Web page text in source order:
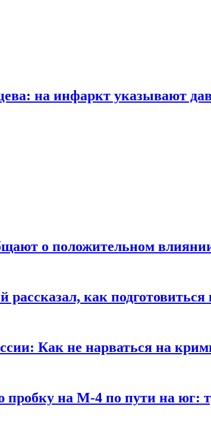
на инфаркт указывают
о положительном
рассказал, как
Как не нарваться на
пробку на М-4 по пути на юг: